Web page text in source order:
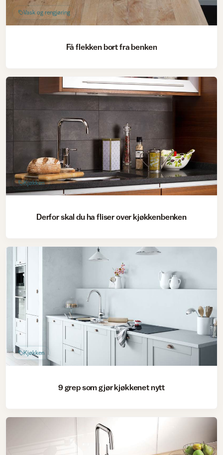
Vask og rengjøring
Få flekken bort fra benken
Kjøkken
Derfor skal du ha fliser over kjøkkenbenken
Kjøkken
9 grep som gjør kjøkkenet nytt